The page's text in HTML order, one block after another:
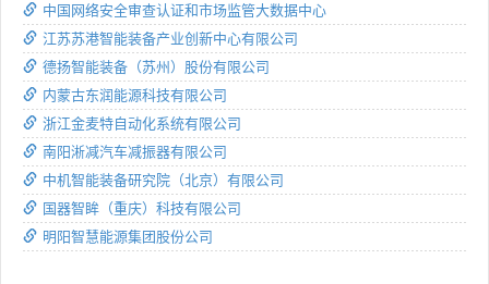
中国网络安全审查认证和市场监管大数据中心
江苏苏港智能装备产业创新中心有限公司
德扬智能装备（苏州）股份有限公司
内蒙古东润能源科技有限公司
浙江金麦特自动化系统有限公司
南阳淅减汽车减振器有限公司
中机智能装备研究院（北京）有限公司
国器智眸（重庆）科技有限公司
明阳智慧能源集团股份公司